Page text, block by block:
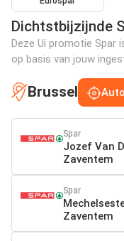
Dichtstbijzijnde
Deze Ui promotie Spar
op basis van jouw
Brussel
Spar
Jozef Van
Zaventem
Spar
Zaventem